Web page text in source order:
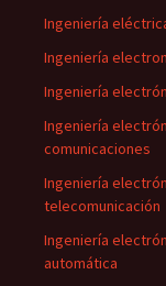
Ingeniería
Ingeniería
Ingeniería
Ingeniería
comunicaciones
Ingeniería
telecomunicación
Ingeniería
automática